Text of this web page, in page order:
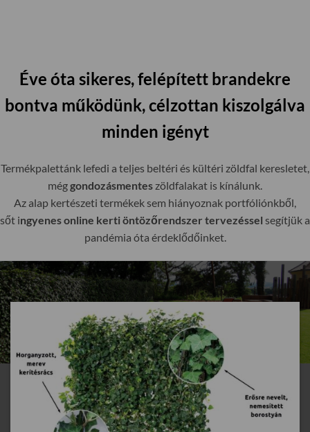
Éve óta sikeres, felépített brandekre
bontva működünk, célzottan kiszolgálva
minden igényt
Termékpalettánk lefedi a teljes beltéri és kültéri zöldfal keresletet,
méggondozásmentes zöldfalakat is kínálunk.
Az alap kertészeti termékek sem hiányoznak portfóliónkből,
sőt ingyenes online kerti öntözőrendszer tervezéssel segítjük a
pandémia óta érdeklődőinket.